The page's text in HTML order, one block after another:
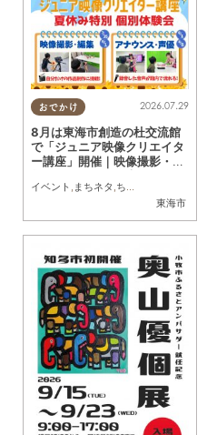
おでかけ
東海市
2026.07.29
8月は東海市創造の杜交流館
で「ジュニア映像クリエイタ
ー講座」開催｜映像撮影・編
／ちたまる広告
イベント , まちネタ ,ちたまる広告